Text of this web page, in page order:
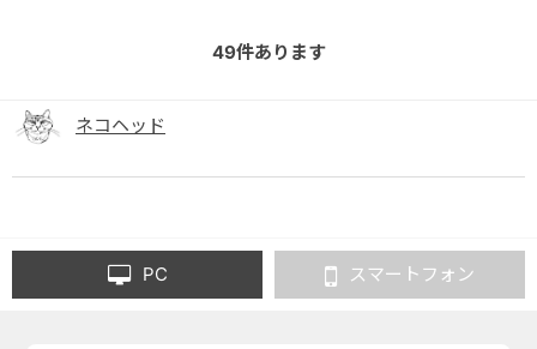
49件あります
ネコヘッド
PC スマートフォン